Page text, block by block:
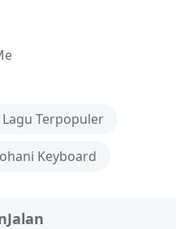
Terpopuler
Keyboard